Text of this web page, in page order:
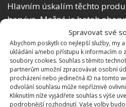
Spravovat své
Abychom poskytli co nejlepší služby, my
ukládání a/nebo přístupu k informacím o
soubory cookies. Souhlas s těmito
partnerům umožní zpracovávat osobní
procházení nebo jedinečná ID na tomto
odvolání souhlasu může nepříznivě
Kliknutím níže vyjádřete souhlas s výše
podrobnější rozhodnutí. Vaše volby
Hlavním úskalím těchto
barviva. Možná je batoh
z pigmentů, který by
batoh poničit. Pokud ale
hodit do pračky, určitě je to
svou tašku trochu provonět a
Podložky na cvičení